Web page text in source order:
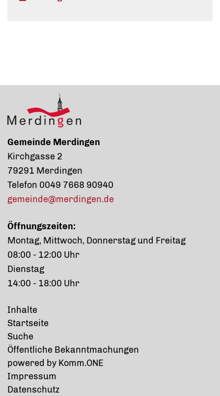
Gemeinde Merdingen
Kirchgasse 2
79291 Merdingen
Telefon 0049 7668 90940
gemeinde@merdingen.de
Öffnungszeiten:
Montag, Mittwoch, Donnerstag und Freitag
08:00 - 12:00 Uhr
Dienstag
14:00 - 18:00 Uhr
Inhalte
Startseite
Suche
Öffentliche Bekanntmachungen
powered by Komm.ONE
Impressum
Datenschutz